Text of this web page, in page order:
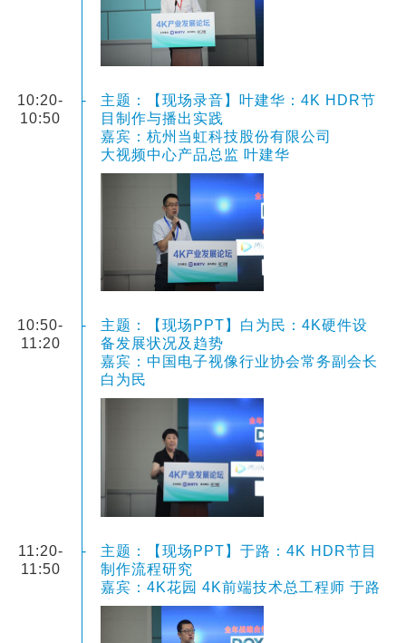
10:20-
10:50
-
主题：【现场录音】叶建华：4K HDR节
目制作与播出实践
嘉宾：杭州当虹科技股份有限公司
大视频中心产品总监 叶建华
10:50-
11:20
-
主题：【现场PPT】白为民：4K硬件设
备发展状况及趋势
嘉宾：中国电子视像行业协会常务副会长
白为民
11:20-
11:50
-
主题：【现场PPT】于路：4K HDR节目
制作流程研究
嘉宾：4K花园 4K前端技术总工程师 于路